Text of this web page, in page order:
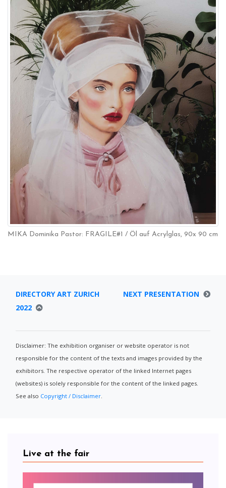
MIKA Dominika Pastor: FRAGILE#1 / Öl auf Acrylglas, 90x 90 cm
DIRECTORY ART ZURICH
2022
NEXT PRESENTATION
Disclaimer: The exhibition organiser or website operator is not
responsible for the content of the texts and images provided by the
exhibitors. The respective operator of the linked Internet pages
(websites) is solely responsible for the content of the linked pages.
See also Copyright / Disclaimer
Live at the fair